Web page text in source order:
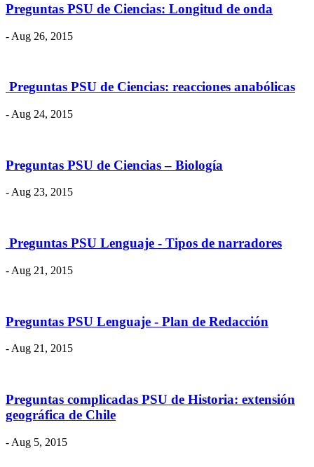
Preguntas PSU de Ciencias: Longitud de onda
- Aug 26, 2015
​ Preguntas PSU de Ciencias: reacciones anabólicas
- Aug 24, 2015
Preguntas PSU de Ciencias – Biología
- Aug 23, 2015
​ Preguntas PSU Lenguaje - Tipos de narradores
- Aug 21, 2015
Preguntas PSU Lenguaje - Plan de Redacción
- Aug 21, 2015
Preguntas complicadas PSU de Historia: extensión
geográfica de Chile
- Aug 5, 2015